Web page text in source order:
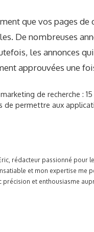
que vos pages
De nombreuses
les annonces
approuvées une
de recherche :
de permettre aux
rédacteur passionné pour
et mon expertise me
précision et enthousiasme